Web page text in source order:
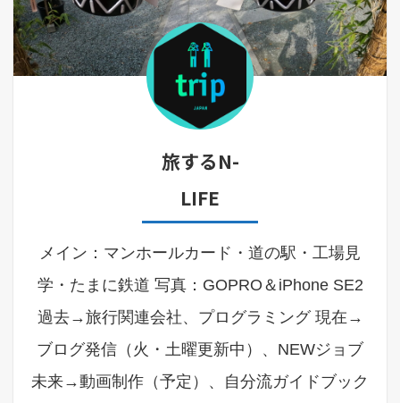
旅するN-
LIFE
メイン：マンホールカード・道の駅・工場見
学・たまに鉄道 写真：GOPRO＆iPhone SE2
過去→旅行関連会社、プログラミング 現在→
ブログ発信（火・土曜更新中）、NEWジョブ
未来→動画制作（予定）、自分流ガイドブック